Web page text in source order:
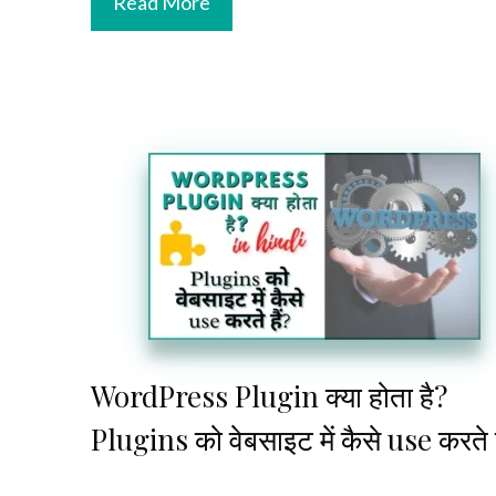
WordPress Plugin क्या होता है?
Plugins को वेबसाइट में कैसे use करते